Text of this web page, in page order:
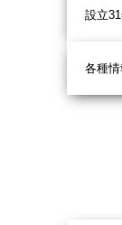
設立31
各種情